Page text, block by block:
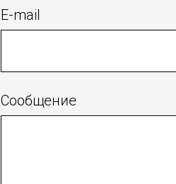
E-mail
Сообщение